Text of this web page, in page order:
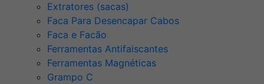
Extratores (sacas)
Faca Para Desencapar Cabos
Faca e Facão
Ferramentas Antifaiscantes
Ferramentas Magnéticas
Grampo C